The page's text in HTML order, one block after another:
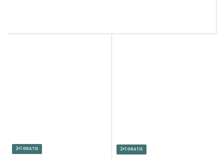
2+1 GRATIS 2+1 GRATIS